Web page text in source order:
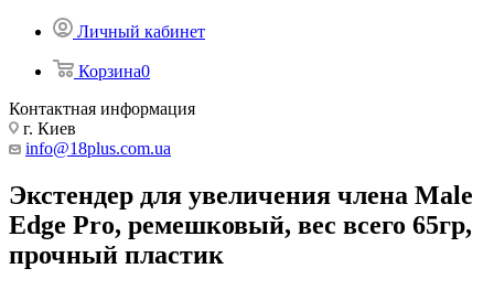
Личный кабинет
Корзина0
Контактная информация
г. Киев
info@18plus.com.ua
Экстендер для увеличения члена Male
Edge Pro, ремешковый, вес всего 65гр,
прочный пластик